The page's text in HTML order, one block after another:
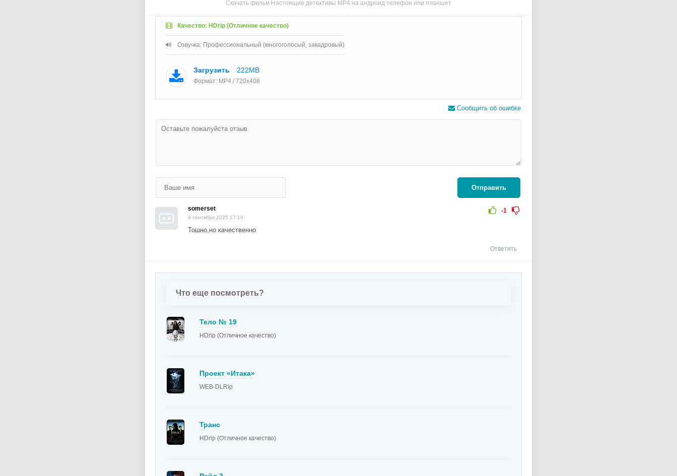
Скачать фильм Настоящие детективы MP4 на андроид телефон или планшет
Качество: HDrip (Отличное качество)
Озвучка: Профессиональный (многоголосый, закадровый)
Загрузить 222MB
Формат: MP4 / 720x408
Сообщить об ошибке
Отправить
-1
somerset
9 сентября 2025 17:19
Тошно,но качественно
Ответить
Что еще посмотреть?
Тело № 19
HDrip (Отличное качество)
Проект «Итака»
WEB-DLRip
Транс
HDrip (Отличное качество)